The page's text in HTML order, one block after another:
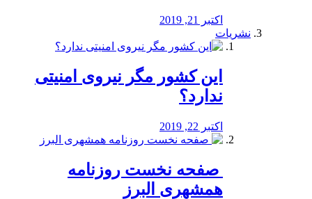
اکتبر 21, 2019
نشریات
این کشور مگر نیروی امنیتی
ندارد؟
اکتبر 22, 2019
️ صفحه نخست روزنامه‌
همشهری البرز